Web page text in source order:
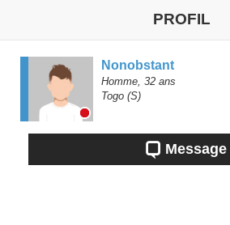
PROFIL
Nonobstant
Homme, 32 ans
Togo (S)
Message